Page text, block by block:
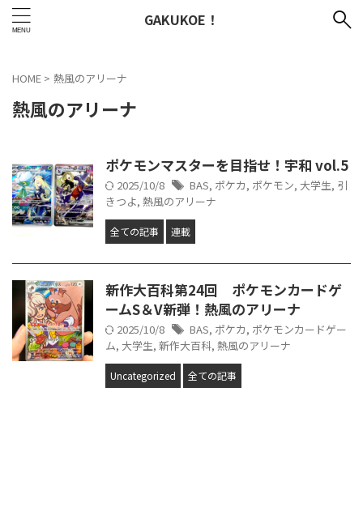
GAKUKOE！
HOME > 熱風のアリーナ
熱風のアリーナ
ポケモンマスターを目指せ！宇和 vol.5
2025/10/8 BAS, ポケカ, ポケモン, 大学生, 引
きつよ, 熱風のアリーナ
全ての記事 連載
新作大百科第24回 ポケモンカードゲ
ームS＆V新弾！熱風のアリーナ
2025/10/8 BAS, ポケカ, ポケモンカードゲー
ム, 大学生, 新作大百科, 熱風のアリーナ
Uncategorized 全ての記事